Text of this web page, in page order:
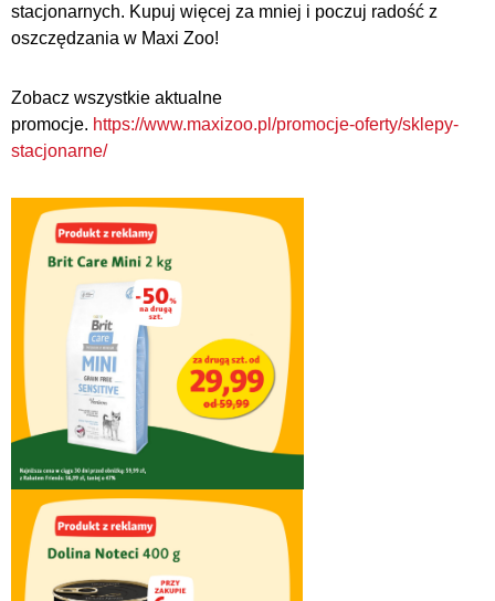
stacjonarnych. Kupuj więcej za mniej i poczuj radość z
oszczędzania w Maxi Zoo!
Zobacz wszystkie aktualne
promocje. https://www.maxizoo.pl/promocje-oferty/sklepy-
stacjonarne/